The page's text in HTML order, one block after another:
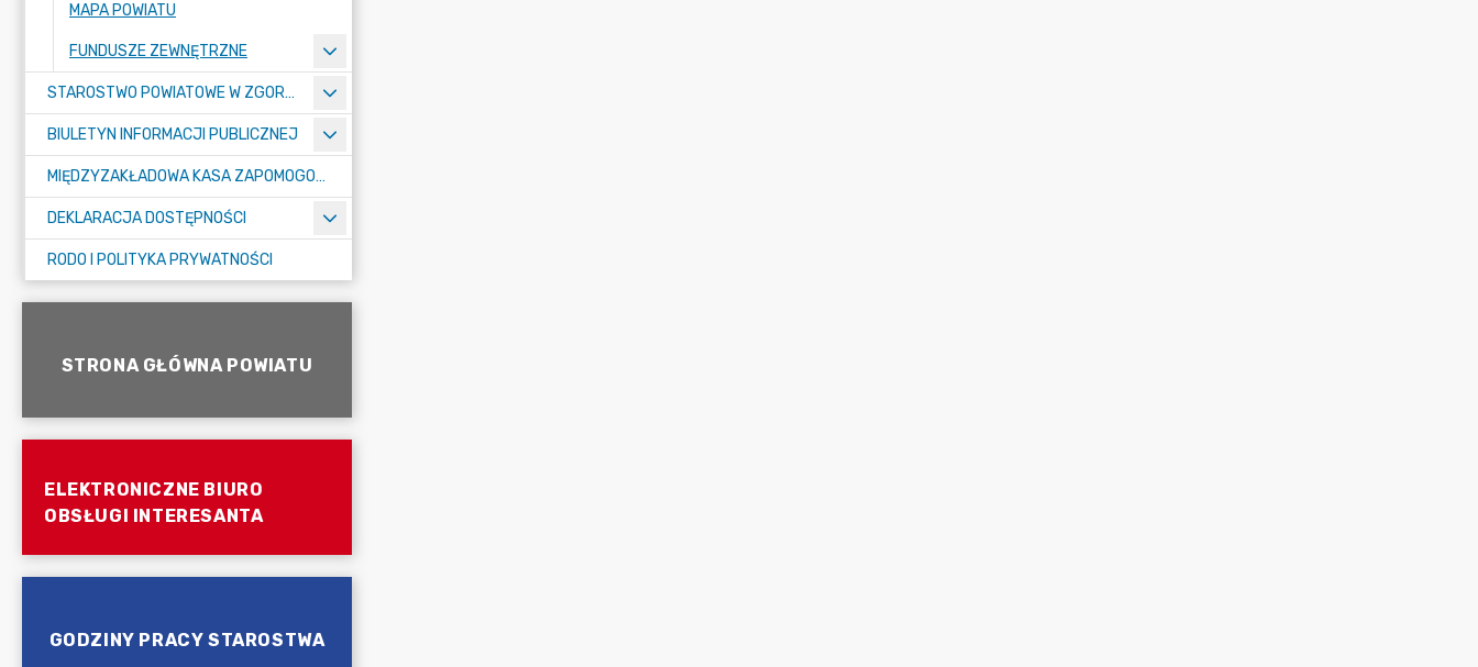
MAPA POWIATU
FUNDUSZE ZEWNĘTRZNE
STAROSTWO POWIATOWE W ZGORZELCU
BIULETYN INFORMACJI PUBLICZNEJ
MIĘDZYZAKŁADOWA KASA ZAPOMOGOWO-POŻYCZKOWA
DEKLARACJA DOSTĘPNOŚCI
RODO I POLITYKA PRYWATNOŚCI
STRONA GŁÓWNA POWIATU
ELEKTRONICZNE BIURO
OBSŁUGI INTERESANTA
GODZINY PRACY STAROSTWA